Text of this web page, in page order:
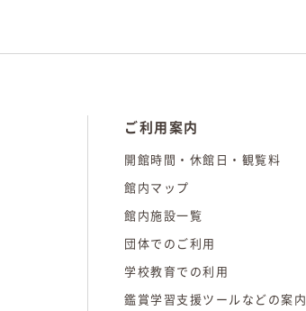
ご利用案内
開館時間・休館日・観覧料
館内マップ
館内施設一覧
団体でのご利用
学校教育での利用
鑑賞学習支援ツールなどの案内